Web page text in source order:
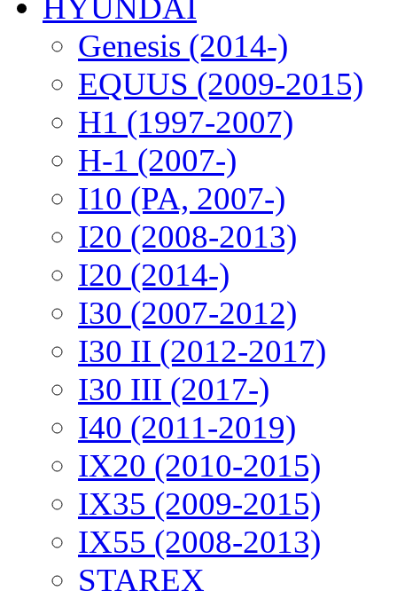
HYUNDAI
Genesis (2014-)
EQUUS (2009-2015)
H1 (1997-2007)
H-1 (2007-)
I10 (PA, 2007-)
I20 (2008-2013)
I20 (2014-)
I30 (2007-2012)
I30 II (2012-2017)
I30 III (2017-)
I40 (2011-2019)
IX20 (2010-2015)
IX35 (2009-2015)
IX55 (2008-2013)
STAREX